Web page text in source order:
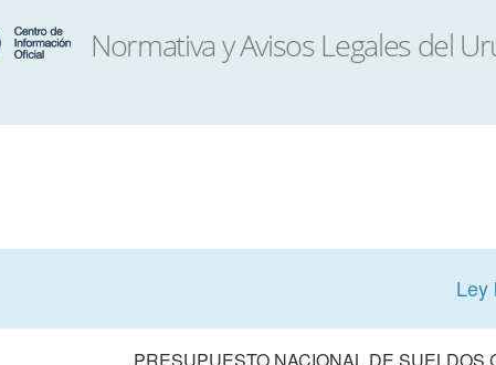
Ley